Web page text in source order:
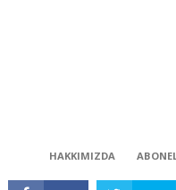
HAKKIMIZDA
Tüm hakları saklıdır © 2018 |